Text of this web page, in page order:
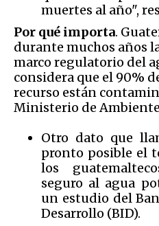
muertes al año",
Por qué importa.
durante muchos años
marco regulatorio del
considera que el 90%
recurso están
Ministerio de
Otro dato que
pronto posible el
los
seguro al agua
un estudio del
Desarrollo (BID).